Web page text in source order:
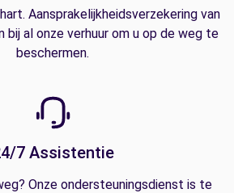
Aansprakelijkheidsverzekering van
bij al onze verhuur om u op de weg te
beschermen.
7 Assistentie
Onze ondersteuningsdienst is te